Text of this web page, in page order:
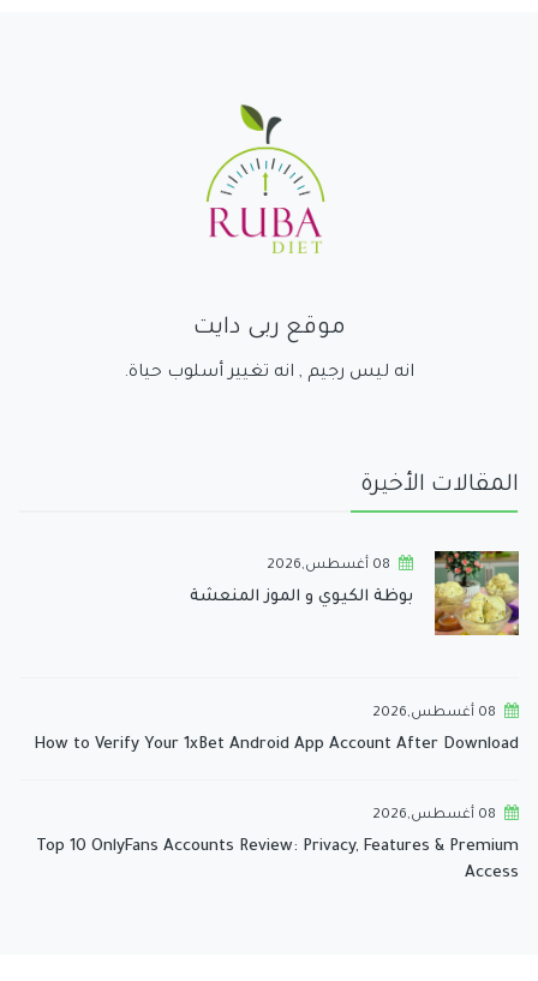
موقع ربى دايت
انه ليس رجيم , انه تغيير أسلوب حياة.
المقالات الأخيرة
08 أغسطس,2026
بوظة الكيوي و الموز المنعشة
08 أغسطس,2026
How to Verify Your 1xBet Android App Account After Download
08 أغسطس,2026
Top 10 OnlyFans Accounts Review: Privacy, Features & Premium
Access